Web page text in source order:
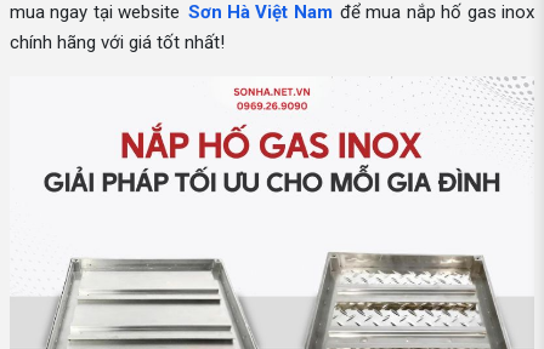
mua ngay tại website Sơn Hà Việt Nam để mua nắp hố gas inox
chính hãng với giá tốt nhất!